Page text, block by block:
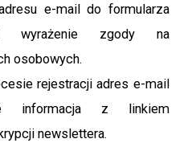
e-mail do formularza
i wyrażenie zgody na
osobowych.
rejestracji adres e-mail
informacja z linkiem
newslettera.